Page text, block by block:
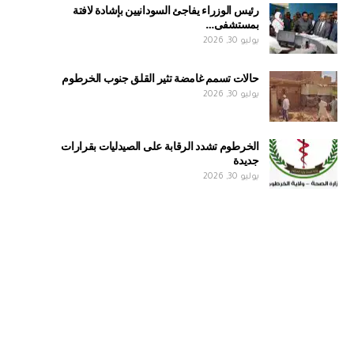
رئيس الوزراء يفاجئ السودانيين بإشادة لافتة
بمستشفى…
يوليو 30, 2026
حالات تسمم غامضة تثير القلق جنوب الخرطوم
يوليو 30, 2026
الخرطوم تشدد الرقابة على الصيدليات بقرارات
جديدة
يوليو 30, 2026